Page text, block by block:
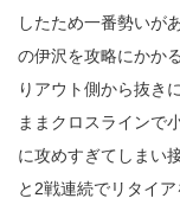
したため一番勢いが
の伊沢を攻略にかか
りアウト側から抜き
ままクロスラインで
に攻めすぎてしまい
と2戦連続でリタイ